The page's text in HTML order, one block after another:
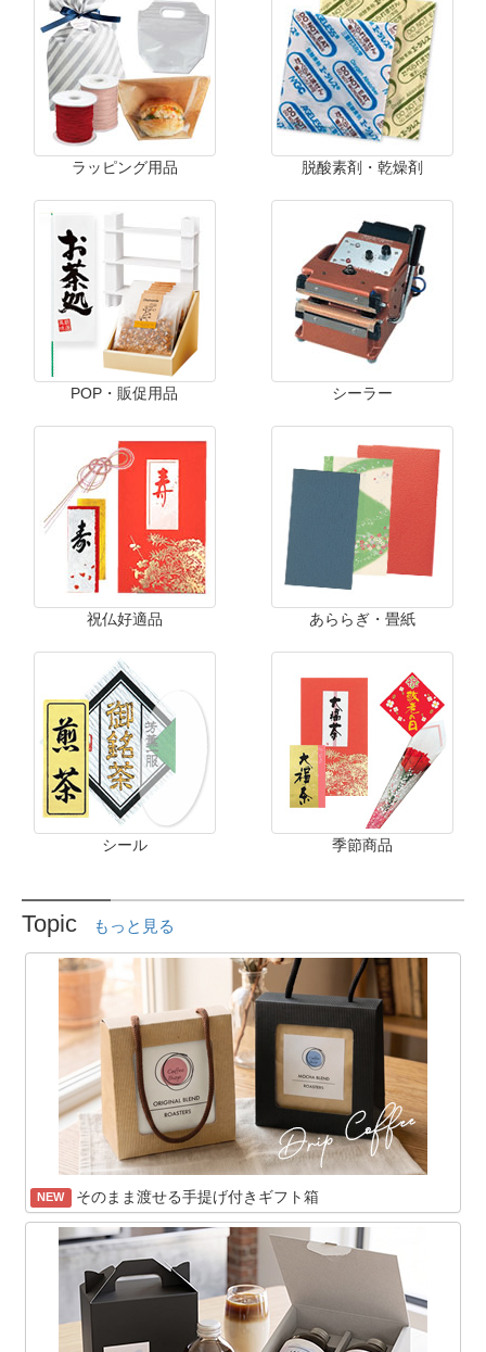
ラッピング用品 脱酸素剤・乾燥剤
POP・販促用品 シーラー
祝仏好適品 あららぎ・畳紙
シール 季節商品
Topic もっと見る
NEW そのまま渡せる手提げ付きギフト箱